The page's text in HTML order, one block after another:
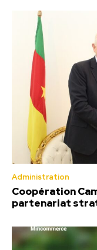
Administration
Coopération
partenariat